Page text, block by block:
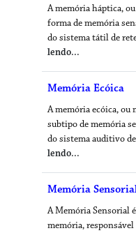
A memória háptica,
forma de memória
do sistema tátil de
lendo...
Memória Ecóica
A memória ecóica,
subtipo de memória
do sistema auditivo
lendo...
Memória
A Memória Sensorial
memória,